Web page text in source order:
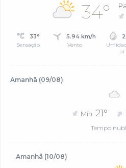
34°
33°
Sensação
5.94 km/h
Vento
ar
Amanhã (09/08)
Mín. 21°
Tempo
Amanhã (10/08)